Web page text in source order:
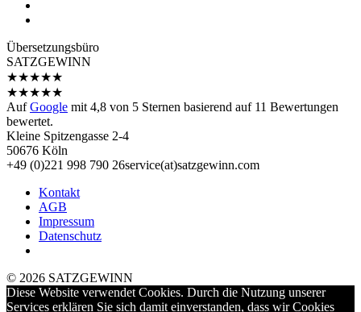
Übersetzungs­büro
SATZGEWINN
★★★★★
★★★★★
AufGoogle mit 4,8 von 5 Sternen basierend auf 11 Bewertungen
bewertet.
Kleine Spitzengasse 2-4
50676 Köln
+49 (0)221 998 790 26service(at)satz­gewinn.com
Kontakt
AGB
Impressum
Datenschutz
© 2026 SATZGEWINN
Diese Website verwendet Cookies. Durch die Nutzung unserer
Services erklären Sie sich damit einverstanden, dass wir Cookies